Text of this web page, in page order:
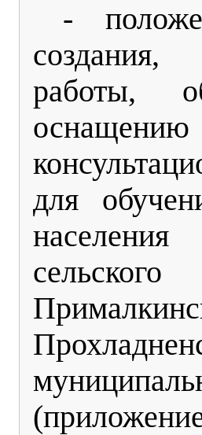
-
работы,
для